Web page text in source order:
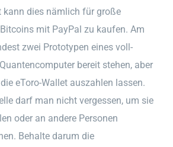
kann dies nämlich für große
mit PayPal zu kaufen. Am
zwei Prototypen eines voll-
bereit stehen, aber
eToro-Wallet auszahlen lassen.
darf man nicht vergessen, um sie
oder an andere Personen
Behalte darum die